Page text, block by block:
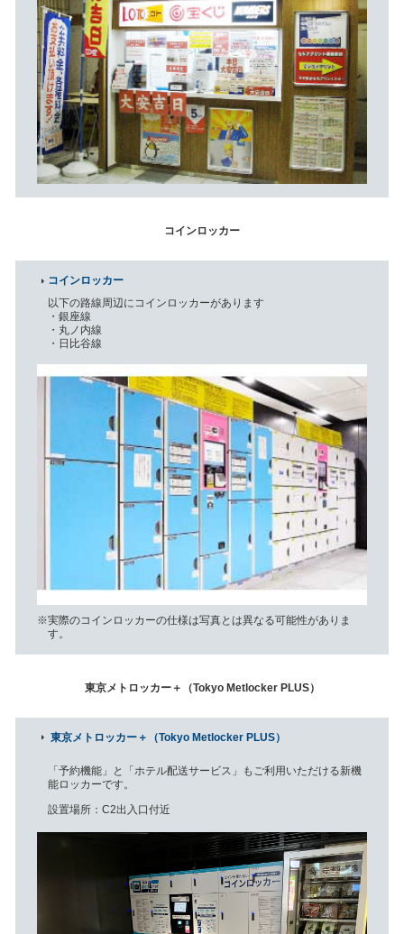
コインロッカー
コインロッカー
以下の路線周辺にコインロッカーがあります
・銀座線
・丸ノ内線
・日比谷線
実際のコインロッカーの仕様は写真とは異なる可能性がありま
す。
東京メトロッカー＋（Tokyo Metlocker PLUS）
東京メトロッカー＋（Tokyo Metlocker PLUS）
「予約機能」と「ホテル配送サービス」もご利用いただける新機
能ロッカーです。
設置場所
C2出入口付近